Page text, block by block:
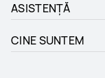
ASISTENȚĂ
CINE SUNTEM